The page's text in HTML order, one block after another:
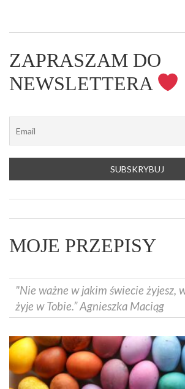
ZAPRASZAM DO
NEWSLETTERA
MOJE PRZEPISY
"Nie ważne w jakim świecie żyjesz,
żyje w Tobie.” Agnieszka Maciąg